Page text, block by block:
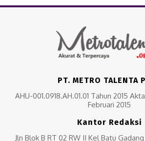
PT. METRO TALENTA
AHU-001.0918.AH.01.01 Tahun 2015
Februari 2015
Kantor Redaksi
Jln Blok B RT 02 RW II Kel Batu